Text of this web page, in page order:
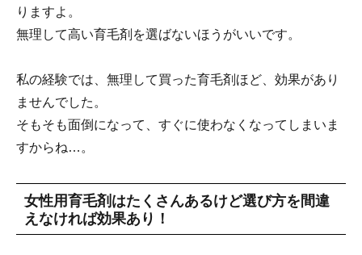
りますよ。
無理して高い育毛剤を選ばないほうがいいです。
私の経験では、無理して買った育毛剤ほど、効果があり
ませんでした。
そもそも面倒になって、すぐに使わなくなってしまいま
すからね…。
女性用育毛剤はたくさんあるけど選び方を間違
えなければ効果あり！